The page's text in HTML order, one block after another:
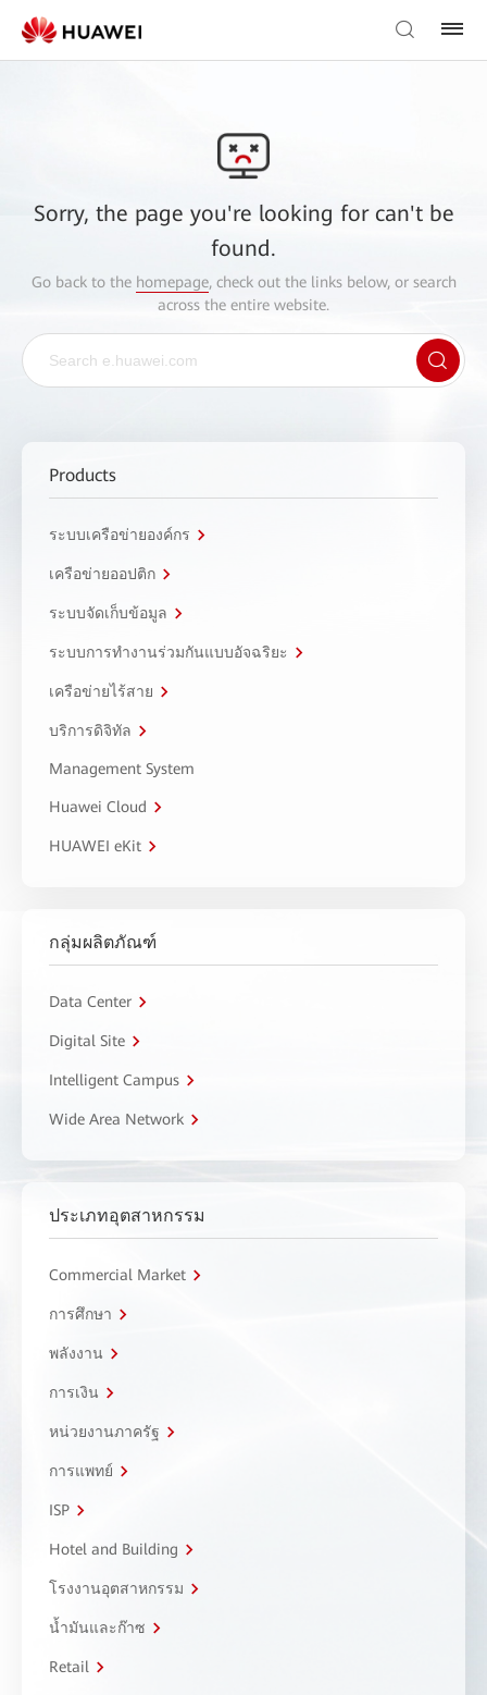
Sorry, the page you're looking for can't be
found.
Go back to the homepage, check out the links below, or search
across the entire website.
Products
ระบบเครือข่ายองค์กร
เครือข่ายออปติก
ระบบจัดเก็บข้อมูล
ระบบการทำงานร่วมกันแบบอัจฉริยะ
เครือข่ายไร้สาย
บริการดิจิทัล
Management System
Huawei Cloud
HUAWEI eKit
กลุ่มผลิตภัณฑ์
Data Center
Digital Site
Intelligent Campus
Wide Area Network
ประเภทอุตสาหกรรม
Commercial Market
การศึกษา
พลังงาน
การเงิน
หน่วยงานภาครัฐ
การแพทย์
ISP
Hotel and Building
โรงงานอุตสาหกรรม
น้ำมันและก๊าซ
Retail